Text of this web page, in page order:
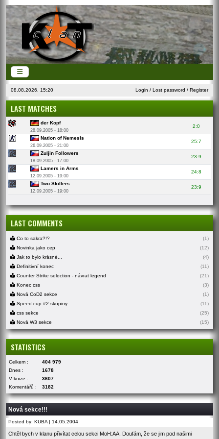
08.08.2026, 15:20 Login / Lost password / Register
LAST MATCHES
der Kopf
28.09.2005 - 18:00
2:0
Nation of Nemesis
26.09.2005 - 21:00
25:7
Zuljin Followers
18.09.2005 - 17:00
23:9
Lamers in Arms
12.09.2005 - 19:00
24:8
Two Skillers
12.09.2005 - 19:00
23:9
LAST COMMENTS
Co to sakra?!?
(1)
Novinka jako cep
(12)
Jak to bylo krásné...
(4)
Definitivní konec
(11)
Counter Strike selection - návrat legend
(21)
Konec css
(3)
Nová CoD2 sekce
(1)
Speed cup #2 skupiny
(11)
css sekce
(25)
Nová W3 sekce
(15)
STATISTICS
Celkem :
404 979
Dnes :
1678
V knize :
3607
Komentářů :
3182
Nová sekce!!!
Posted by: KUBA | 14.05.2004
Chtěl bych v klanu přivítat celou sekci MoH:AA. Doufám, že se jim pod našimi